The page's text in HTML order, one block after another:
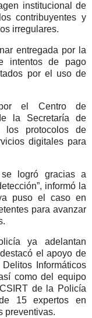
institucional de
contribuyentes y
irregulares.
entregada por la
intentos de pago
por el uso de
por el Centro de
la Secretaría de
los protocolos de
digitales para
logró gracias a
informó la
puso el caso en
para avanzar
ya adelantan
el apoyo de
Informáticos
como del equipo
CSIRT de la Policía
15 expertos en
preventivas.